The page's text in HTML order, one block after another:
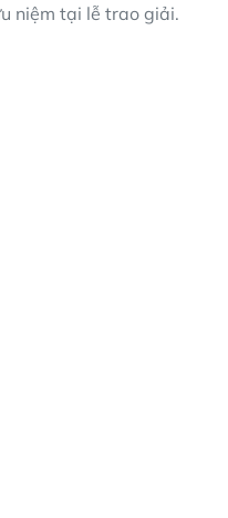
niệm tại lễ trao giải.